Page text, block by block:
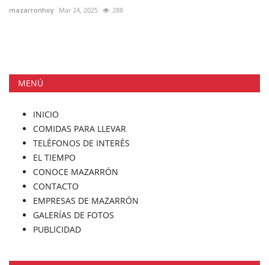
mazarronhoy Mar 24, 2025 288
MENÚ
INICIO
COMIDAS PARA LLEVAR
TELÉFONOS DE INTERÉS
EL TIEMPO
CONOCE MAZARRÓN
CONTACTO
EMPRESAS DE MAZARRÓN
GALERÍAS DE FOTOS
PUBLICIDAD